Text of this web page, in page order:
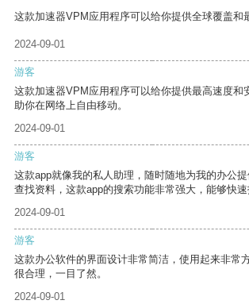
这款加速器VPM应用程序可以给你提供全球覆盖和
2024-09-01
游客
这款加速器VPM应用程序可以给你提供最高速度和
助你在网络上自由移动。
2024-09-01
游客
这款app就像我的私人助理，随时随地为我的办公
查找资料，这款app的搜索功能非常强大，能够快速
2024-09-01
游客
这款办公软件的界面设计非常简洁，使用起来非常
很合理，一目了然。
2024-09-01